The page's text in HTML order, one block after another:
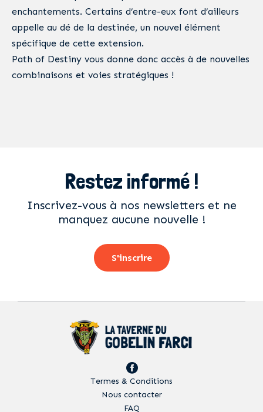
enchantements. Certains d’entre-eux font d’ailleurs
appelle au dé de la destinée, un nouvel élément
spécifique de cette extension.
Path of Destiny vous donne donc accès à de nouvelles
combinaisons et voies stratégiques !
Restez informé !
Inscrivez-vous à nos newsletters et ne
manquez aucune nouvelle !
S'inscrire
Termes & Conditions
Nous contacter
FAQ